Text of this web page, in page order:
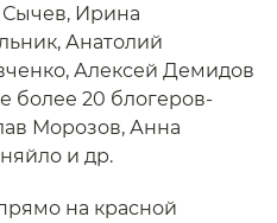
Ирина
Анатолий
Алексей Демидов
более 20 блогеров-
Морозов, Анна
и др.
на красной